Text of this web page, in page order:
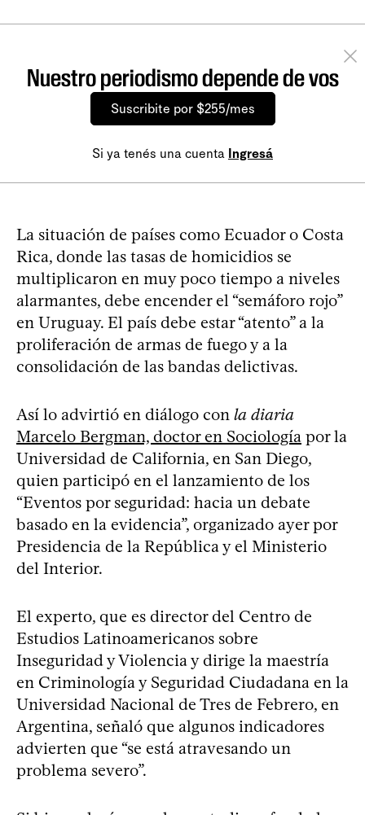
Nuestro periodismo depende de vos
Suscribite por $255/mes
Si ya tenés una cuenta Ingresá
La situación de países como Ecuador o Costa
Rica, donde las tasas de homicidios se
multiplicaron en muy poco tiempo a niveles
alarmantes, debe encender el “semáforo rojo”
en Uruguay. El país debe estar “atento” a la
proliferación de armas de fuego y a la
consolidación de las bandas delictivas.
Así lo advirtió en diálogo con la diaria
Marcelo Bergman, doctor en Sociología por la
Universidad de California, en San Diego,
quien participó en el lanzamiento de los
“Eventos por seguridad: hacia un debate
basado en la evidencia”, organizado ayer por
Presidencia de la República y el Ministerio
del Interior.
El experto, que es director del Centro de
Estudios Latinoamericanos sobre
Inseguridad y Violencia y dirige la maestría
en Criminología y Seguridad Ciudadana en la
Universidad Nacional de Tres de Febrero, en
Argentina, señaló que algunos indicadores
advierten que “se está atravesando un
problema severo”.